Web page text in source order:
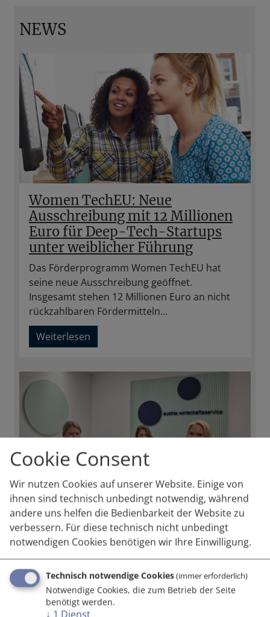
NEWS
Women TechEU: Neue
Ausschreibung mit 12 Millionen
Euro für Deep-Tech-Startups
unter weiblicher Führung
Das Förderprogramm Women TechEU hat
seine neue Ausschreibung geöffnet.
Insgesamt stehen 12 Millionen Euro an nicht
rückzahlbaren Fördermitteln…
Weiterlesen
Neuer Women4Innovation
Podcast Online
aws Geschäftsfeldleiterin Tanja
Spennlingwimmer wieder mit zwei
spannenden Frauen aus dem…
Cookie Consent
Wir nutzen Cookies auf unserer Website. Einige von
ihnen sind technisch unbedingt notwendig, während
andere uns helfen die Bedienbarkeit der Website zu
verbessern. Für diese technisch nicht unbedingt
notwendigen Cookies benötigen wir Ihre Einwilligung.
Technisch notwendige Cookies(immer erforderlich)
Notwendige Cookies, die zum Betrieb der Seite
benötigt werden.